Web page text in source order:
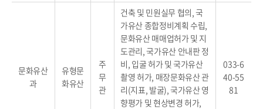
문화유산
과
유형문
화유산
주
무
관
건축 및 민원실무 협의, 국
가유산 종합정비계획 수립,
문화유산 매매업허가 및 지
도관리, 국가유산 안내판 정
비, 입굴 허가 및 국가유산
촬영 허가, 매장문화유산 관
리(지표, 발굴), 국가유산 영
향평가 및 현상변경 허가,
033-6
40-55
81